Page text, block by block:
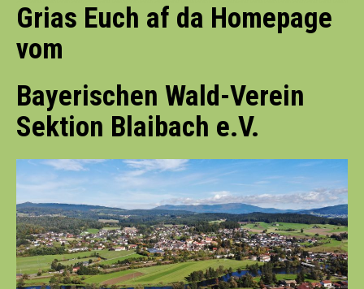
Grias Euch af da Homepage
vom
Bayerischen Wald-Verein
Sektion Blaibach e.V.